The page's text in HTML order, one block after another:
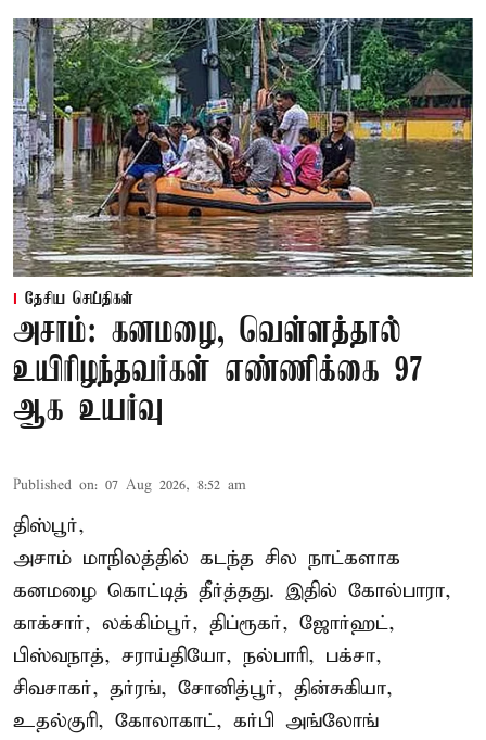
தேசிய செய்திகள்
அசாம்: கனமழை, வெள்ளத்தால்
உயிரிழந்தவர்கள் எண்ணிக்கை 97
ஆக உயர்வு
Published on: 07 Aug 2026, 8:52 am
திஸ்பூர்,
அசாம் மாநிலத்தில் கடந்த சில நாட்களாக
கனமழை கொட்டித் தீர்த்தது. இதில் கோல்பாரா,
காக்சார், லக்கிம்பூர், திப்ரூகர், ஜோர்ஹட்,
பிஸ்வநாத், சராய்தியோ, நல்பாரி, பக்சா,
சிவசாகர், தர்ரங், சோனித்பூர், தின்சுகியா,
உதல்குரி, கோலாகாட், கர்பி அங்லோங்